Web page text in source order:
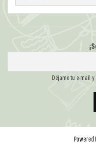
Déjame tu e-mail
Powered